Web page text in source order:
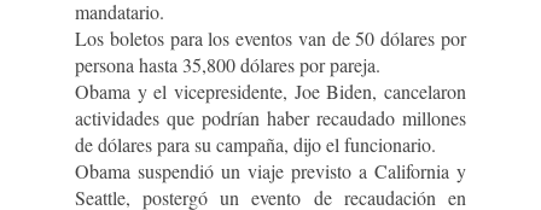
mandatario.
Los boletos para los eventos van de 50 dólares por
persona hasta 35,800 dólares por pareja.
Obama y el vicepresidente, Joe Biden, cancelaron
actividades que podrían haber recaudado millones
de dólares para su campaña, dijo el funcionario.
Obama suspendió un viaje previsto a California y
Seattle, postergó un evento de recaudación en